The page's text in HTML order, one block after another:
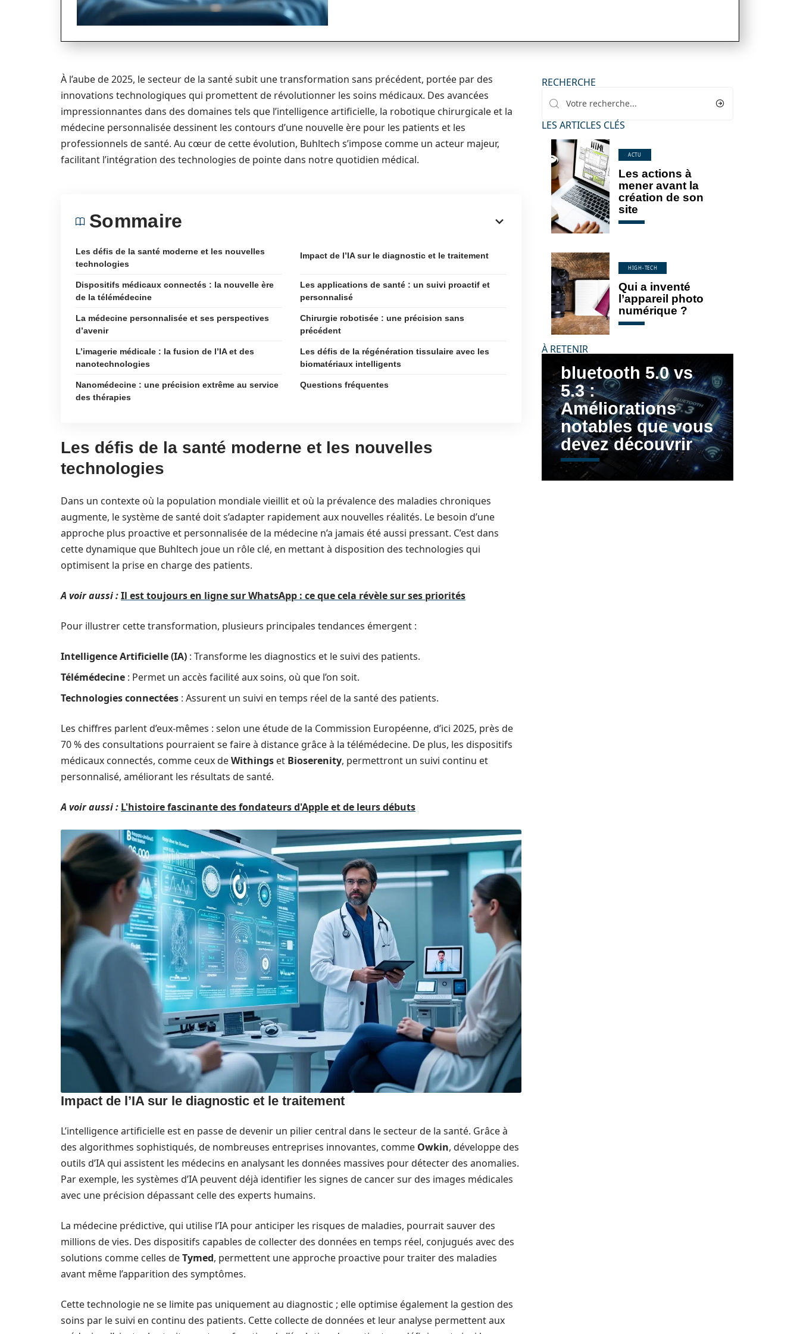
À l’aube de 2025, le secteur de la santé subit une transformation sans précédent, portée par des
innovations technologiques qui promettent de révolutionner les soins médicaux. Des avancées
impressionnantes dans des domaines tels que l’intelligence artificielle, la robotique chirurgicale et la
médecine personnalisée dessinent les contours d’une nouvelle ère pour les patients et les
professionnels de santé. Au cœur de cette évolution, Buhltech s’impose comme un acteur majeur,
facilitant l’intégration des technologies de pointe dans notre quotidien médical.
Sommaire
Les défis de la santé moderne et les nouvelles
technologies
Impact de l’IA sur le diagnostic et le traitement
Dispositifs médicaux connectés : la nouvelle ère
de la télémédecine
Les applications de santé : un suivi proactif et
personnalisé
La médecine personnalisée et ses perspectives
d’avenir
Chirurgie robotisée : une précision sans
précédent
L’imagerie médicale : la fusion de l’IA et des
nanotechnologies
Les défis de la régénération tissulaire avec les
biomatériaux intelligents
Nanomédecine : une précision extrême au service
des thérapies
Questions fréquentes
Les défis de la santé moderne et les nouvelles
technologies
Dans un contexte où la population mondiale vieillit et où la prévalence des maladies chroniques
augmente, le système de santé doit s’adapter rapidement aux nouvelles réalités. Le besoin d’une
approche plus proactive et personnalisée de la médecine n’a jamais été aussi pressant. C’est dans
cette dynamique que Buhltech joue un rôle clé, en mettant à disposition des technologies qui
optimisent la prise en charge des patients.
A voir aussi :Il est toujours en ligne sur WhatsApp : ce que cela révèle sur ses priorités
Pour illustrer cette transformation, plusieurs principales tendances émergent :
Intelligence Artificielle (IA) : Transforme les diagnostics et le suivi des patients.
Télémédecine : Permet un accès facilité aux soins, où que l’on soit.
Technologies connectées : Assurent un suivi en temps réel de la santé des patients.
Les chiffres parlent d’eux-mêmes : selon une étude de la Commission Européenne, d’ici 2025, près de
70 % des consultations pourraient se faire à distance grâce à la télémédecine. De plus, les dispositifs
médicaux connectés, comme ceux deWithings et Bioserenity, permettront un suivi continu et
personnalisé, améliorant les résultats de santé.
A voir aussi : L'histoire fascinante des fondateurs d'Apple et de leurs débuts
Impact de l’IA sur le diagnostic et le traitement
L’intelligence artificielle est en passe de devenir un pilier central dans le secteur de la santé. Grâce à
des algorithmes sophistiqués, de nombreuses entreprises innovantes, comme Owkin, développe des
outils d’IA qui assistent les médecins en analysant les données massives pour détecter des anomalies.
Par exemple, les systèmes d’IA peuvent déjà identifier les signes de cancer sur des images médicales
avec une précision dépassant celle des experts humains.
La médecine prédictive, qui utilise l’IA pour anticiper les risques de maladies, pourrait sauver des
millions de vies. Des dispositifs capables de collecter des données en temps réel, conjugués avec des
solutions comme celles deTymed, permettent une approche proactive pour traiter des maladies
avant même l’apparition des symptômes.
Cette technologie ne se limite pas uniquement au diagnostic ; elle optimise également la gestion des
soins par le suivi en continu des patients. Cette collecte de données et leur analyse permettent aux
RECHERCHE
LES ARTICLES CLÉS
ACTU
Les actions à
mener avant la
création de son
site
HIGH-TECH
Qui a inventé
l’appareil photo
numérique ?
À RETENIR
bluetooth 5.0 vs
5.3 :
Améliorations
notables que vous
devez découvrir